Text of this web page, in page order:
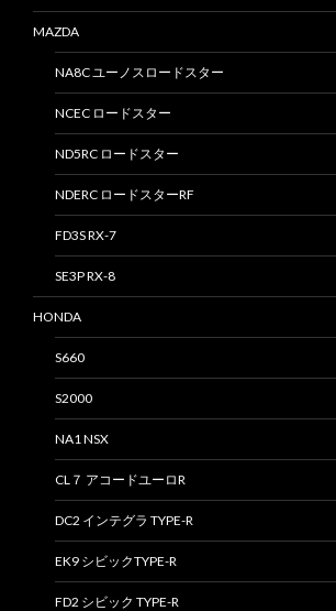
MAZDA
NA8C ユーノスロードスター
NCEC ロードスター
ND5RC ロードスター
NDERC ロードスターRF
FD3S RX-7
SE3P RX-8
HONDA
S660
S2000
NA1 NSX
CL７ アコードユーロR
DC2 インテグラ TYPE-R
EK9 シビックTYPE-R
FD2 シビック TYPE-R